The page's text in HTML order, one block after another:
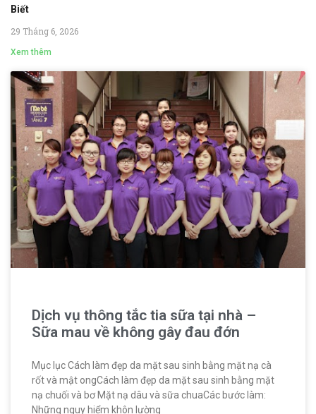
Biết
29 Tháng 6, 2026
Xem thêm
Dịch vụ thông tắc tia sữa tại nhà –
Sữa mau về không gây đau đớn
Mục lục Cách làm đẹp da mặt sau sinh bằng mặt nạ cà
rốt và mật ongCách làm đẹp da mặt sau sinh bằng mặt
nạ chuối và bơ Mặt nạ dâu và sữa chuaCác bước làm:
Những nguy hiểm khôn lường